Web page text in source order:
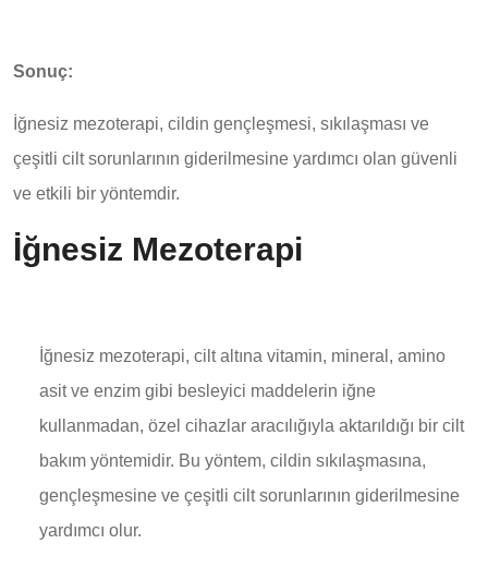
Sonuç:
İğnesiz mezoterapi, cildin gençleşmesi, sıkılaşması ve
çeşitli cilt sorunlarının giderilmesine yardımcı olan güvenli
ve etkili bir yöntemdir.
İğnesiz Mezoterapi
İğnesiz mezoterapi, cilt altına vitamin, mineral, amino
asit ve enzim gibi besleyici maddelerin iğne
kullanmadan, özel cihazlar aracılığıyla aktarıldığı bir cilt
bakım yöntemidir. Bu yöntem, cildin sıkılaşmasına,
gençleşmesine ve çeşitli cilt sorunlarının giderilmesine
yardımcı olur.